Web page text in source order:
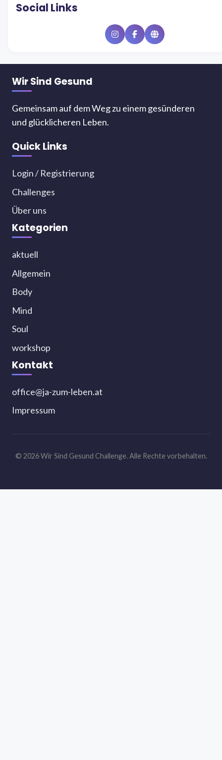
Social Links
InstagramFacebookWebsite
Wir Sind Gesund
Gemeinsam auf dem Weg zu einem gesünderen
und glücklicheren Leben.
Quick Links
Login / Registrierung
Challenges
Über uns
Kategorien
aktuell
Allgemein
Body
Mind
Soul
workshop
Kontakt
office@ja-zum-leben.at
Impressum
© 2026 Wir Sind Gesund Challenge. Alle Rechte vorbehalten.